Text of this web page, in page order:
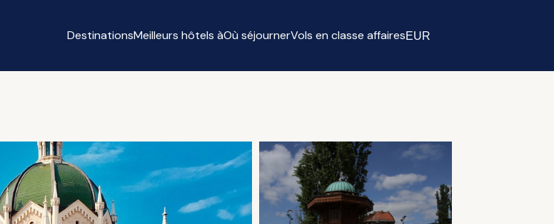
DestinationsMeilleurs hôtels àOù séjournerVols en classe affairesEUR